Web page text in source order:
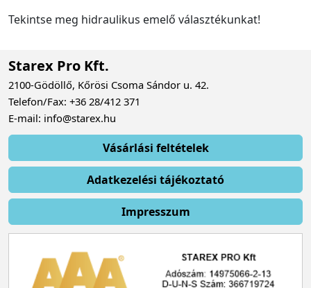
Tekintse meg hidraulikus emelő választékunkat!
Starex Pro Kft.
2100-Gödöllő, Kőrösi Csoma Sándor u. 42.
Telefon/Fax: +36 28/412 371
E-mail: info@starex.hu
Vásárlási feltételek
Adatkezelési tájékoztató
Impresszum